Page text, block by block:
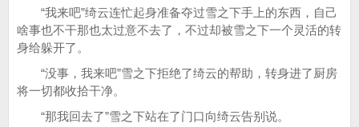
“我来吧”绮云连忙起身准备夺过雪之下手上的东西，自己
啥事也不干那也太过意不去了，不过却被雪之下一个灵活的转
身给躲开了。
“没事，我来吧”雪之下拒绝了绮云的帮助，转身进了厨房
将一切都收拾干净。
“那我回去了”雪之下站在了门口向绮云告别说。